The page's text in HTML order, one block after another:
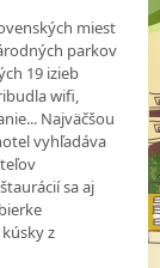
miest
parkov
19 izieb
wifi,
Najväčšou
vyhľadáva
sa aj
z